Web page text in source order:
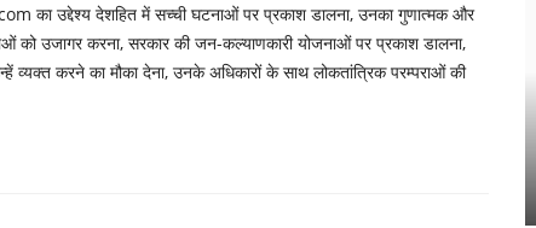
का उद्देश्य देशहित में सच्ची घटनाओं पर प्रकाश डालना, उनका गुणात्मक और
को उजागर करना, सरकार की जन-कल्याणकारी योजनाओं पर प्रकाश डालना,
व्यक्त करने का मौका देना, उनके अधिकारों के साथ लोकतांत्रिक परम्पराओं की